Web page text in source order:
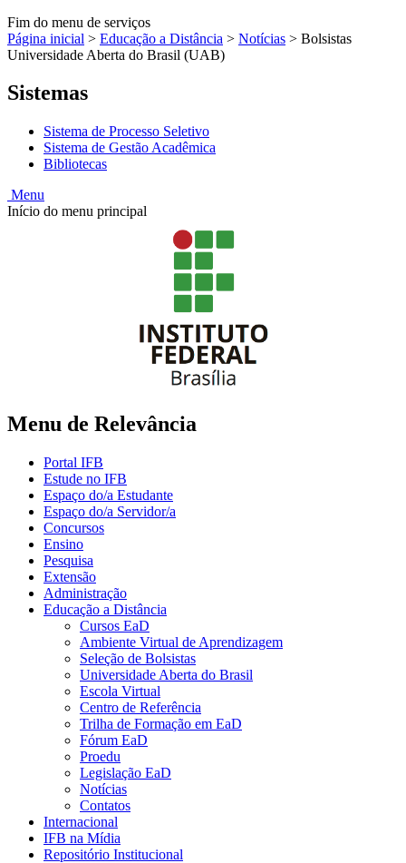
Fim do menu de serviços
Página inicial > Educação a Distância > Notícias > Bolsistas
Universidade Aberta do Brasil (UAB)
Sistemas
Sistema de Processo Seletivo
Sistema de Gestão Acadêmica
Bibliotecas
Menu
Início do menu principal
Menu de Relevância
Portal IFB
Estude no IFB
Espaço do/a Estudante
Espaço do/a Servidor/a
Concursos
Ensino
Pesquisa
Extensão
Administração
Educação a Distância
Cursos EaD
Ambiente Virtual de Aprendizagem
Seleção de Bolsistas
Universidade Aberta do Brasil
Escola Virtual
Centro de Referência
Trilha de Formação em EaD
Fórum EaD
Proedu
Legislação EaD
Notícias
Contatos
Internacional
IFB na Mídia
Repositório Institucional